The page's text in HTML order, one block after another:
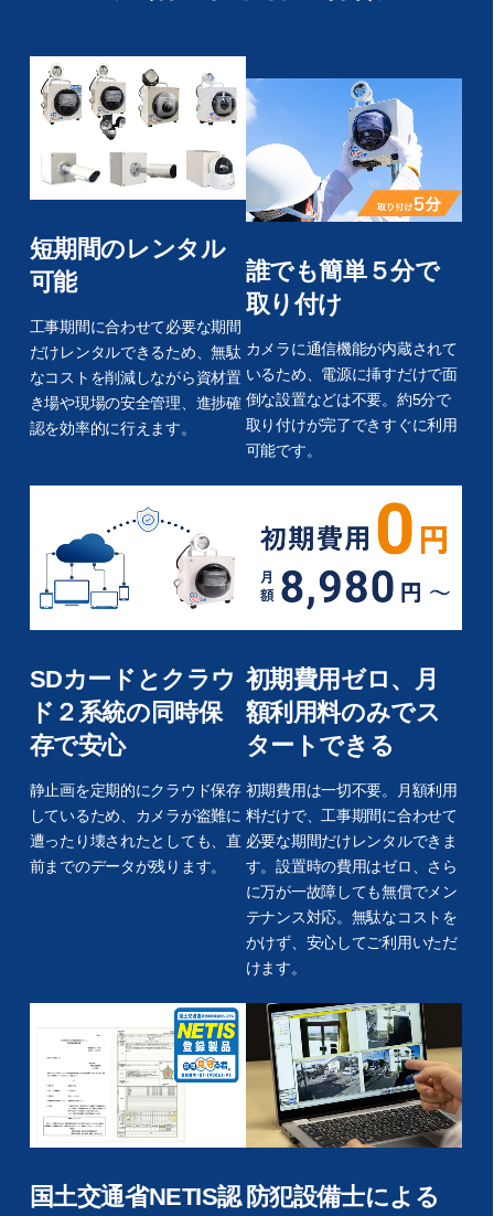
短期間のレンタル
可能
工事期間に合わせて必要な期間
だけレンタルできるため、無駄
なコストを削減しながら資材置
き場や現場の安全管理、進捗確
認を効率的に行えます。
誰でも簡単５分で
取り付け
カメラに通信機能が内蔵されて
いるため、電源に挿すだけで面
倒な設置などは不要。約5分で
取り付けが完了できすぐに利用
可能です。
SDカードとクラウ
ド２系統の同時保
存で安心
静止画を定期的にクラウド保存
しているため、カメラが盗難に
遭ったり壊されたとしても、直
前までのデータが残ります。
初期費用ゼロ、月
額利用料のみでス
タートできる
初期費用は一切不要。月額利用
料だけで、工事期間に合わせて
必要な期間だけレンタルできま
す。設置時の費用はゼロ、さら
に万が一故障しても無償でメン
テナンス対応。無駄なコストを
かけず、安心してご利用いただ
けます。
国土交通省NETIS認 防犯設備士による